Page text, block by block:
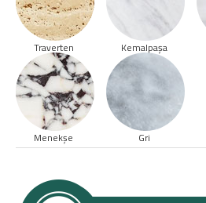
Traverten Kemalpaşa
Menekşe Gri